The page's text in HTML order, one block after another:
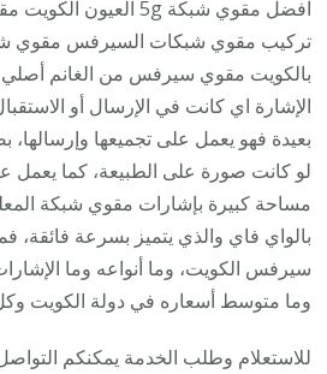
تركيب مقوي شبكات السيرفس مقوي
بالكويت مقوي سيرفس من الغانم أصلي
الإشارة اي كانت في الإرسال أو
بعيدة فهو يعمل على تجميعها وإرسالها،
لو كانت صورة على الطبيعة، كما يعمل
مساحة كبيرة بإشارات مقوي شبكة
بالواي فاي والذي يتميز بسرعة فائقة،
سيرفس الكويت، وما أنواعه وما
وما متوسط أسعاره في دولة الكويت
للاستعلام وطلب الخدمة يمكنكم